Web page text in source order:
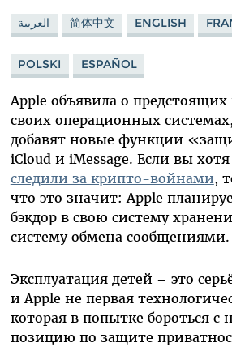
العربية 简体中文 ENGLISH
POLSKI ESPAÑOL
Apple объявила о
своих операционных
добавят новые функции
iCloud и iMessage. Если вы
следили за крипто-войнами,
что это значит:Apple
бэкдор в свою систему
систему обмена сообщениями.
Эксплуатация детей – это
иApple не первая
которая в попытке бороться с
позицию по защите